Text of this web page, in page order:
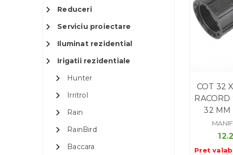
Reduceri
Serviciu proiectare
Iluminat rezidential
Irigatii rezidentiale
Hunter
Irritrol
Rain
RainBird
Baccara
COT 32
32 MM
Pret